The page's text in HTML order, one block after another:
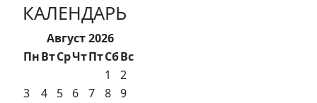
КАЛЕНДАРЬ
Август 2026
ПнВтСрЧтПтСбВс
1
2
3
4 5 6 7 8 9